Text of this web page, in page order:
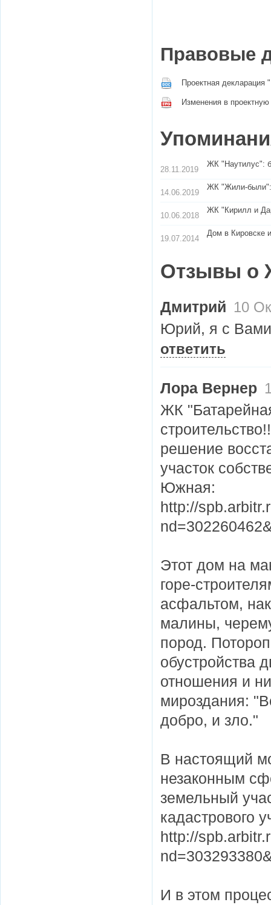
Правовые
Проектная декларация
Изменения в
28.11.2019
ЖК "Наутилус":
14.06.2019
ЖК "Жили-
10.06.2018
ЖК "Кирилл и
19.07.2014
Дом в Кировске
Отзывы о
Дмитрий 10
Юрий, я с Вами
ответить
Лора Вернер
ЖК
решение
участок
Южная:
http://
Этот дом на
горе-
асфальтом,
малины,
пород.
обустройства
отношения и
мироздания:
добро, и зло."
В настоящий
незаконным
земельный
кадастрового
http://
И в этом